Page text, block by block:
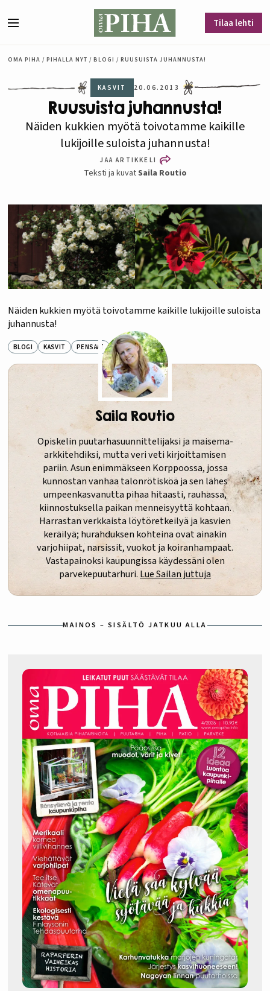
Tilaa lehti
OMA PIHA / PIHALLA NYT / BLOGI / RUUSUISTA JUHANNUSTA!
KASVIT 20.06.2013
Ruusuista juhannusta!
Näiden kukkien myötä toivotamme kaikille
lukijoille suloista juhannusta!
JAA ARTIKKELI
Teksti ja kuvat Saila Routio
Näiden kukkien myötä toivotamme kaikille lukijoille suloista
juhannusta!
BLOGI KASVIT PENSAAT
Saila Routio
Opiskelin puutarhasuunnittelijaksi ja maisema-
arkkitehdiksi, mutta veri veti kirjoittamisen
pariin. Asun enimmäkseen Korppoossa, jossa
kunnostan vanhaa talonrötisköä ja sen lähes
umpeenkasvanutta pihaa hitaasti, rauhassa,
kiinnostuksella paikan menneisyyttä kohtaan.
Harrastan verkkaista löytöretkeilyä ja kasvien
keräilyä; hurahduksen kohteina ovat ainakin
varjohiipat, narsissit, vuokot ja koiranhampaat.
Vastapainoksi kaupungissa käydessäni olen
parvekepuutarhuri. Lue Sailan juttuja
MAINOS – SISÄLTÖ JATKUU ALLA